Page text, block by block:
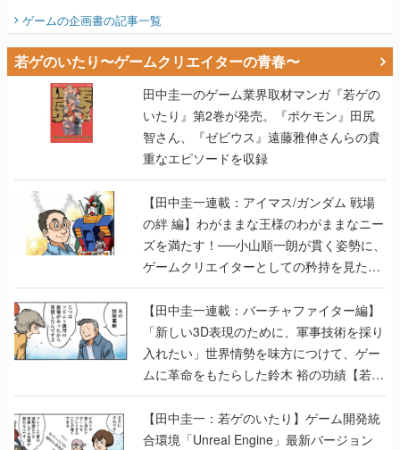
ビュー】
ゲームの企画書の記事一覧
若ゲのいたり〜ゲームクリエイターの青春〜
田中圭一のゲーム業界取材マンガ『若ゲの
いたり』第2巻が発売。『ポケモン』田尻
智さん、『ゼビウス』遠藤雅伸さんらの貴
重なエピソードを収録
【田中圭一連載：アイマス/ガンダム 戦場
の絆 編】わがままな王様のわがままなニー
ズを満たす！──小山順一朗が貫く姿勢に、
ゲームクリエイターとしての矜持を見た
【若ゲのいたり最終回】
【田中圭一連載：バーチャファイター編】
「新しい3D表現のために、軍事技術を採り
入れたい」世界情勢を味方につけて、ゲー
ムに革命をもたらした鈴木 裕の功績【若ゲ
のいたり】
【田中圭一：若ゲのいたり】ゲーム開発統
合環境「Unreal Engine」最新バージョン